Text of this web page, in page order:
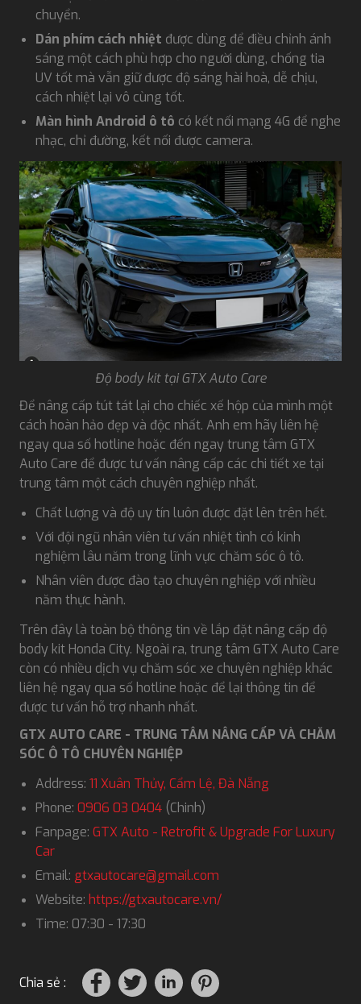
chuyển.
Dán phím cách nhiệt được dùng để điều chỉnh ánh
sáng một cách phù hợp cho người dùng, chống tia
UV tốt mà vẫn giữ được độ sáng hài hoà, dễ chịu,
cách nhiệt lại vô cùng tốt.
Màn hình Android ô tô có kết nối mạng 4G để nghe
nhạc, chỉ đường, kết nối được camera.
Độ body kit tại GTX Auto Care
Để nâng cấp tút tát lại cho chiếc xế hộp của mình một
cách hoàn hảo đẹp và độc nhất. Anh em hãy liên hệ
ngay qua số hotline hoặc đến ngay trung tâm GTX
Auto Care để được tư vấn nâng cấp các chi tiết xe tại
trung tâm một cách chuyên nghiệp nhất.
Chất lượng và độ uy tín luôn được đặt lên trên hết.
Với đội ngũ nhân viên tư vấn nhiệt tình có kinh
nghiệm lâu năm trong lĩnh vực chăm sóc ô tô.
Nhân viên được đào tạo chuyên nghiệp với nhiều
năm thực hành.
Trên đây là toàn bộ thông tin về lắp đặt nâng cấp độ
body kit Honda City. Ngoài ra, trung tâm GTX Auto Care
còn có nhiều dịch vụ chăm sóc xe chuyên nghiệp khác
liên hệ ngay qua số hotline hoặc để lại thông tin để
được tư vấn hỗ trợ nhanh nhất.
GTX AUTO CARE - TRUNG TÂM NÂNG CẤP VÀ CHĂM
SÓC Ô TÔ CHUYÊN NGHIỆP
Address: 11 Xuân Thủy, Cẩm Lệ, Đà Nẵng
Phone: 0906 03 0404 (Chinh)
Fanpage: GTX Auto - Retrofit & Upgrade For Luxury
Car
Email: gtxautocare@gmail.com
Website: https://gtxautocare.vn/
Time: 07:30 - 17:30
Chia sẻ :